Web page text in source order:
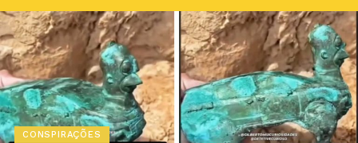
CONSPIRAÇÕES